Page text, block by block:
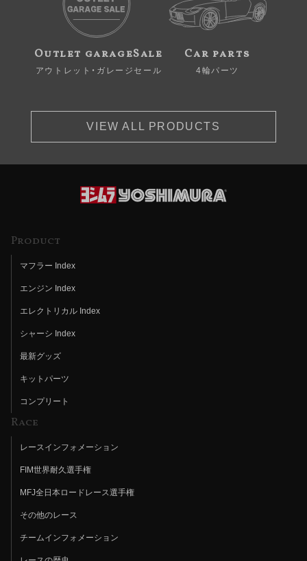
Outlet garageSale
アウトレット・ガレージセール
Car parts
4輪パーツ
VIEW ALL PRODUCTS
Product
マフラー Index
エンジン Index
エレクトリカル Index
シャーシ Index
最新グッズ
キットパーツ
コンプリート
Race
レースインフォメーション
FIM世界耐久選手権
MFJ全日本ロードレース選手権
その他のレース
チームインフォメーション